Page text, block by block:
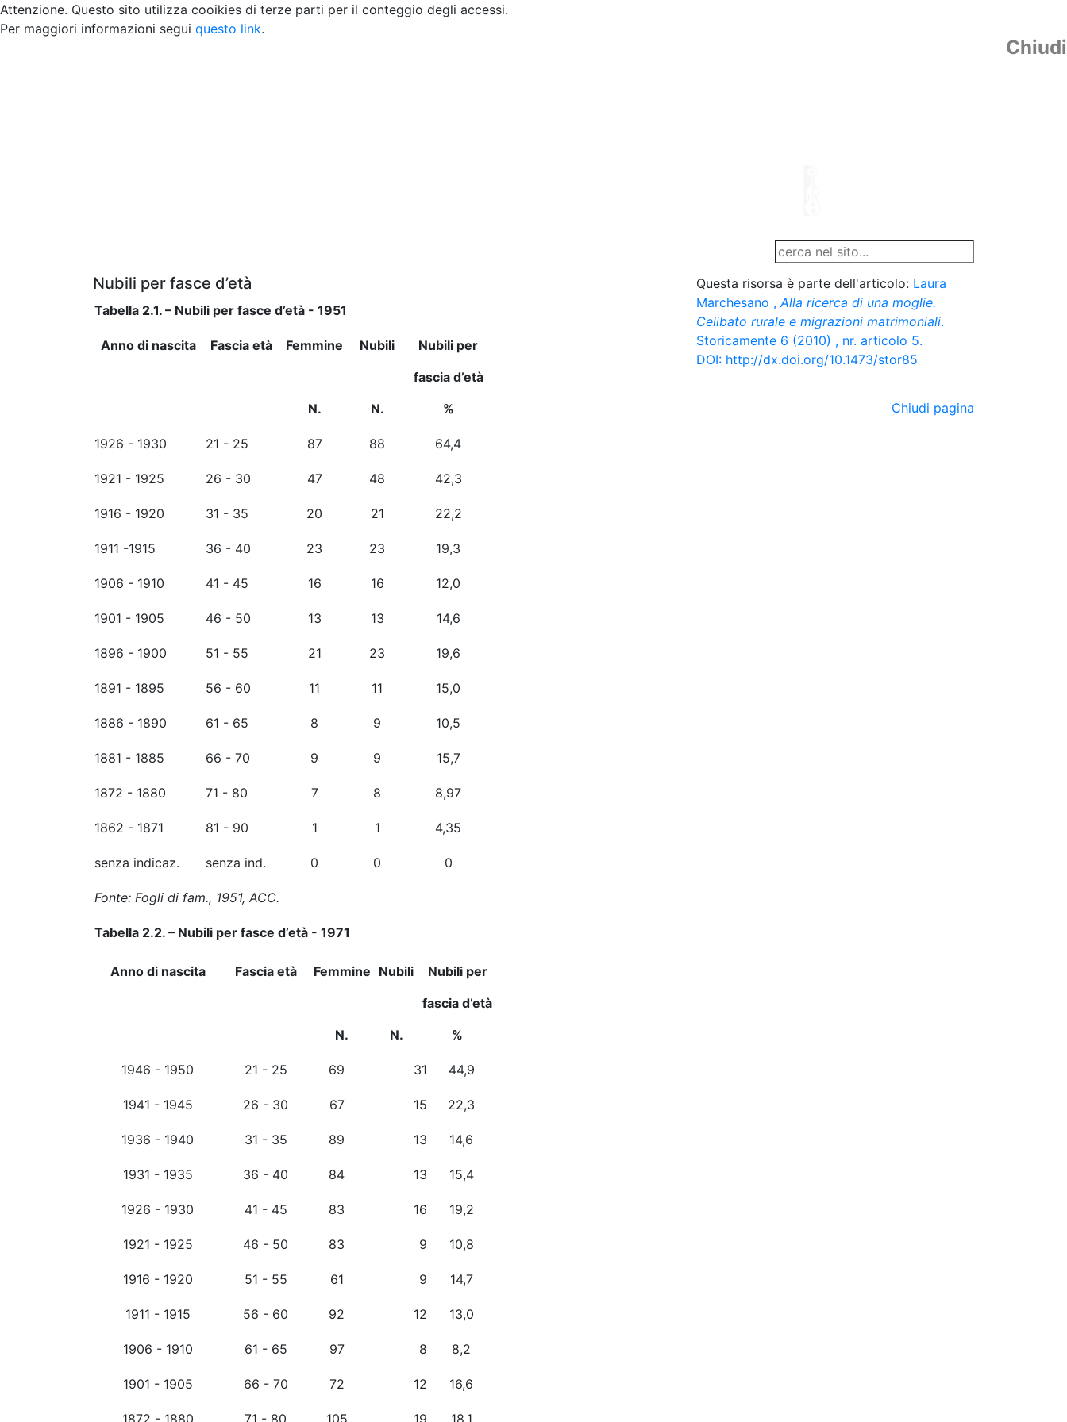
Attenzione. Questo sito utilizza cooikies di terze parti per il conteggio degli accessi.
Per maggiori informazioni segui questo link.
Chiudi
Nubili per fasce d’età
Tabella 2.1. – Nubili per fasce d’età - 1951
Anno di nascita Fascia età Femmine
N.
Nubili
N.
Nubili per
fascia d’età
%
1926 - 1930 21 - 25 87 88 64,4
1921 - 1925 26 - 30 47 48 42,3
1916 - 1920 31 - 35 20 21 22,2
1911 -1915 36 - 40 23 23 19,3
1906 - 1910 41 - 45 16 16 12,0
1901 - 1905 46 - 50 13 13 14,6
1896 - 1900 51 - 55 21 23 19,6
1891 - 1895 56 - 60 11 11 15,0
1886 - 1890 61 - 65 8 9 10,5
1881 - 1885 66 - 70 9 9 15,7
1872 - 1880 71 - 80 7 8 8,97
1862 - 1871 81 - 90 1 1 4,35
senza indicaz. senza ind. 0 0 0
Fonte: Fogli di fam., 1951, ACC.
Tabella 2.2. – Nubili per fasce d’età - 1971
Anno di nascita Fascia età Femmine
N.
Nubili
N.
Nubili per
fascia d’età
%
1946 - 1950 21 - 25 69 31 44,9
1941 - 1945 26 - 30 67 15 22,3
1936 - 1940 31 - 35 89 13 14,6
1931 - 1935 36 - 40 84 13 15,4
1926 - 1930 41 - 45 83 16 19,2
1921 - 1925 46 - 50 83 9 10,8
1916 - 1920 51 - 55 61 9 14,7
1911 - 1915 56 - 60 92 12 13,0
1906 - 1910 61 - 65 97 8 8,2
1901 - 1905 66 - 70 72 12 16,6
1872 - 1880 71 - 80 105 19 18,1
Questa risorsa è parte dell'articolo: Laura
Marchesano ,Alla ricerca di una moglie.
Celibato rurale e migrazioni matrimoniali.
Storicamente 6 (2010) , nr. articolo 5.
DOI: http://dx.doi.org/10.1473/stor85
Chiudi pagina